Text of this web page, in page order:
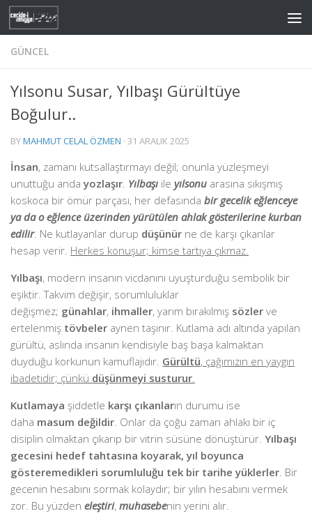
Skip to content
GÜNCEL
Yılsonu Susar, Yılbaşı Gürültüye
Boğulur..
BYMAHMUT CELAL ÖZMEN · 31 ARALIK 2025
İnsan, zamanı kutsallaştırmayı değil; onunla yüzleşmeyi
unuttuğu anda yozlaşır. Yılbaşı ile yılsonu arasına sıkışmış
koskoca bir ömür parçası, her defasında bir gecelik eğlenceye
ya da o eğlence üzerinden yürütülen ahlak gösterilerine kurban
edilir. Ne kutlayanlar durup düşünür ne de karşı çıkanlar
hesap verir. Herkes konuşur; kimse tartıya çıkmaz.
Yılbaşı, modern insanın vicdanını uyuşturduğu sembolik bir
eşiktir. Takvim değişir, sorumluluklar
değişmez; günahlar, ihmaller, yarım bırakılmış sözler ve
ertelenmiş tövbeler aynen taşınır. Kutlama adı altında yapılan
gürültü, aslında insanın kendisiyle baş başa kalmaktan
duyduğu korkunun kamuflajıdır. Gürültü, çağımızın en yaygın
ibadetidir; çünkü düşünmeyi susturur.
Kutlamaya şiddetle karşı çıkanların durumu ise
daha masum değildir. Onlar da çoğu zaman ahlakı bir iç
disiplin olmaktan çıkarıp bir vitrin süsüne dönüştürür. Yılbaşı
gecesini hedef tahtasına koyarak, yıl boyunca
gösteremedikleri sorumluluğu tek bir tarihe yüklerler. Bir
gecenin hesabını sormak kolaydır; bir yılın hesabını vermek
zor. Bu yüzden eleştiri, muhasebenin yerini alır.